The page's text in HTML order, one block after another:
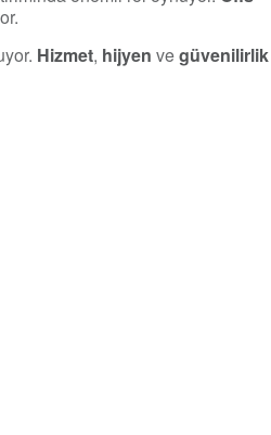
Hizmet, hijyen vegüvenilirlik